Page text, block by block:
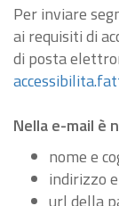
Per inviare
ai requisiti di
di posta
Nella e-mail è
nome e
indirizzo
url della